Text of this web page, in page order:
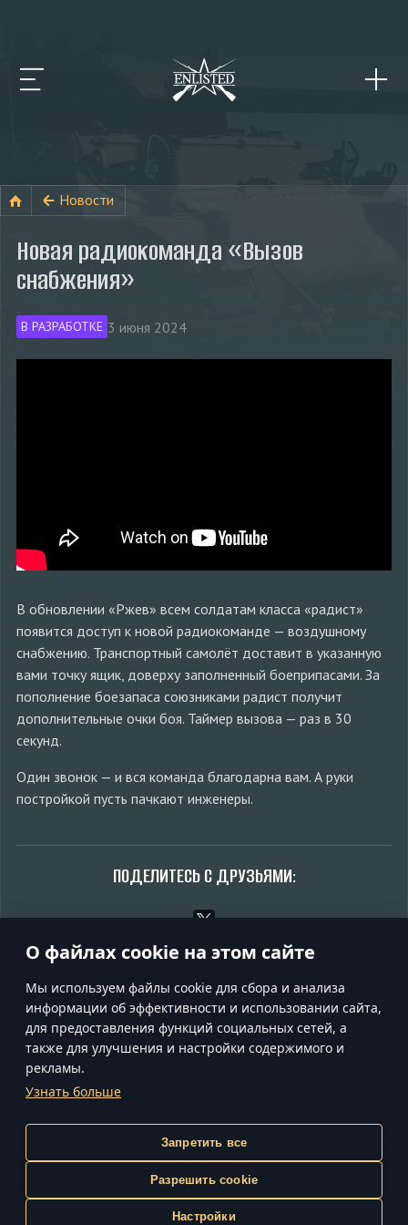
О файлах cookie на этом сайте
Мы используем файлы cookie для сбора и анализа
информации об эффективности и использовании сайта,
для предоставления функций социальных сетей, а
также для улучшения и настройки содержимого и
рекламы.
Узнать больше
Запретить все
Разрешить cookie
Настройки
Новости
Новая радиокоманда «Вызов
снабжения»
В РАЗРАБОТКЕ 3 июня 2024
В обновлении «Ржев» всем солдатам класса «радист»
появится доступ к новой радиокоманде — воздушному
снабжению. Транспортный самолёт доставит в указанную
вами точку ящик, доверху заполненный боеприпасами. За
пополнение боезапаса союзниками радист получит
дополнительные очки боя. Таймер вызова — раз в 30
секунд.
Один звонок — и вся команда благодарна вам. А руки
постройкой пусть пачкают инженеры.
ПОДЕЛИТЕСЬ С ДРУЗЬЯМИ:
Обсудить на форуме
УСЛОВИЯ ИСПОЛЬЗОВАНИЯ
ПОЛИТИКА КОНФИДЕНЦИАЛЬНОСТИ
inCubator
© 2020—2026 Gaijin Games Kft. Все товарные знаки,
наименования и логотипы принадлежат их соответствующим